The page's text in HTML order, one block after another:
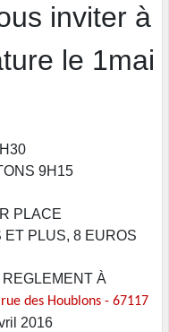
inviter à
le 1mai
9H15
PLACE
ET PLUS, 8 EUROS
À
rue des Houblons - 67117
2016